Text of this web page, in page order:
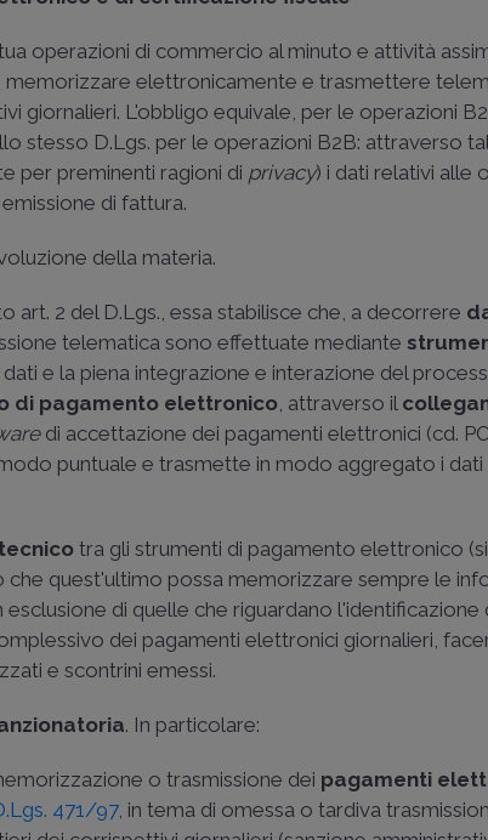
operazioni di commercio al minuto e attività
memorizzare elettronicamente e trasmettere
giornalieri. L'obbligo equivale, per le operazioni
stesso D.Lgs. per le operazioni B2B: attraverso
per preminenti ragioni di privacy) i dati relativi alle
di fattura.
della materia.
2 del D.Lgs., essa stabilisce che, a decorrere
telematica sono effettuate mediante
e la piena integrazione e interazione del
di pagamento elettronico, attraverso il
di accettazione dei pagamenti elettronici (cd.
puntuale e trasmette in modo aggregato i
tra gli strumenti di pagamento elettronico
che quest'ultimo possa memorizzare sempre le
di quelle che riguardano l'identificazione
dei pagamenti elettronici giornalieri,
e scontrini emessi.
. In particolare:
o trasmissione dei pagamenti
471/97, in tema di omessa o tardiva